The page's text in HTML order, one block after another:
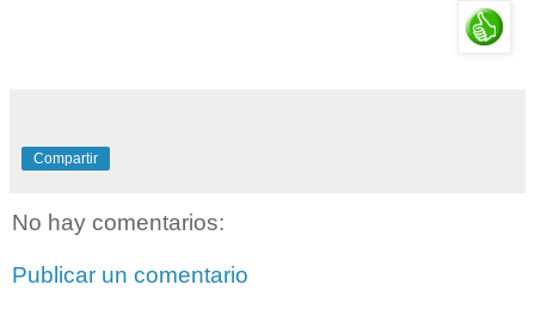
Compartir
No hay comentarios:
Publicar un comentario